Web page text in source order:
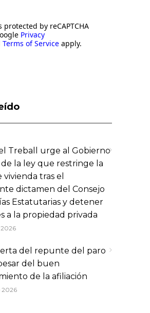
protected by reCAPTCHA
Privacy
Terms of Service apply.
Treball urge al Gobierno
de la ley que restringe la
tras el
dictamen del Consejo
Estatutarias y detener
a la propiedad privada
2026
del repunte del paro
del buen
de la afiliación
2026